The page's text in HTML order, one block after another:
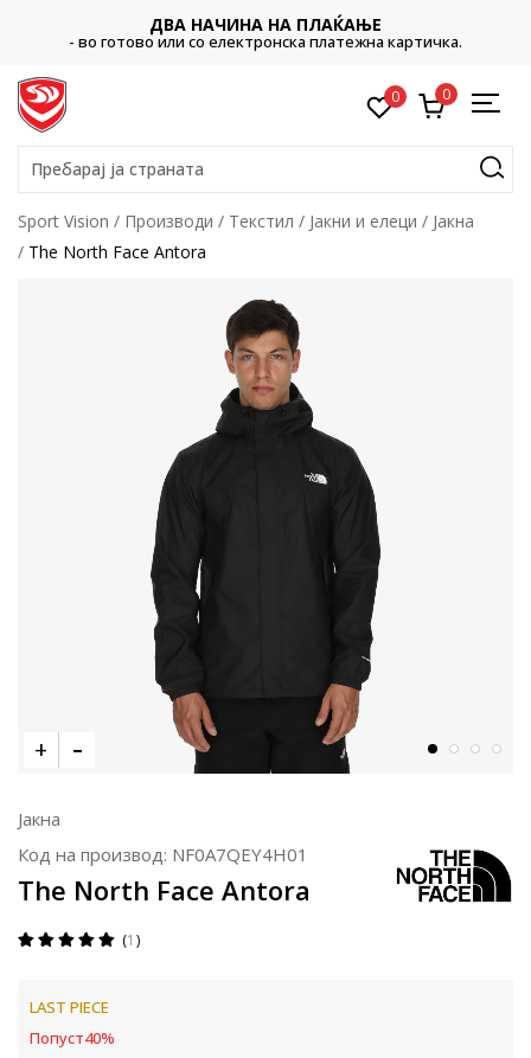
ДВА НАЧИНА НА ПЛАЌАЊЕ
- во готово или со електронска платежна картичка.
0 0
Пребарај ја страната
Sport Vision Производи Текстил Јакни и елеци
Јакна
The North Face Antora
Јакна
Код на производ: NF0A7QEY4H01
The North Face Antora
1
LAST PIECE
Попуст40%